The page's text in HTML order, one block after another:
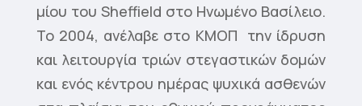
μίου του Sheffield στο Ηνωμένο Βασίλειο.
Το 2004, ανέλαβε στο ΚΜΟΠ την ίδρυση
και λειτουργία τριών στεγαστικών δομών
και ενός κέντρου ημέρας ψυχικά ασθενών